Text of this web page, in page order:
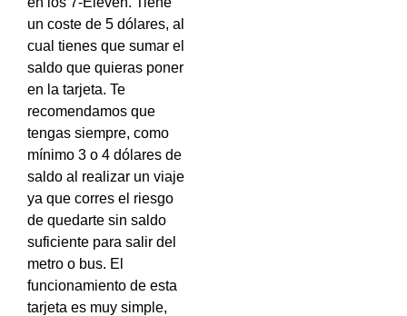
un coste de 5 dólares, al
cual tienes que sumar el
saldo que quieras poner
en la tarjeta. Te
recomendamos que
tengas siempre, como
mínimo 3 o 4 dólares de
saldo al realizar un viaje
ya que corres el riesgo
de quedarte sin saldo
suficiente para salir del
metro o bus. El
funcionamiento de esta
tarjeta es muy simple,